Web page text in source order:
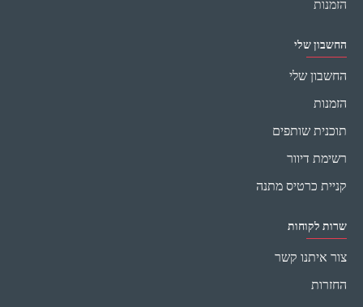
הזמנות
החשבון שלי
החשבון שלי
הזמנות
תוכנית שותפים
רשימת דיוור
קניית כרטיס מתנה
שרות לקוחות
צור איתנו קשר
החזרות